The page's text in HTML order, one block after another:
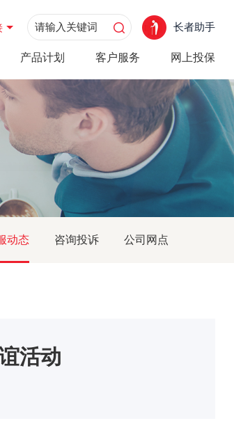
长者助手
产品计划 客户服务 网上投保
动态 咨询投诉 公司网点
活动